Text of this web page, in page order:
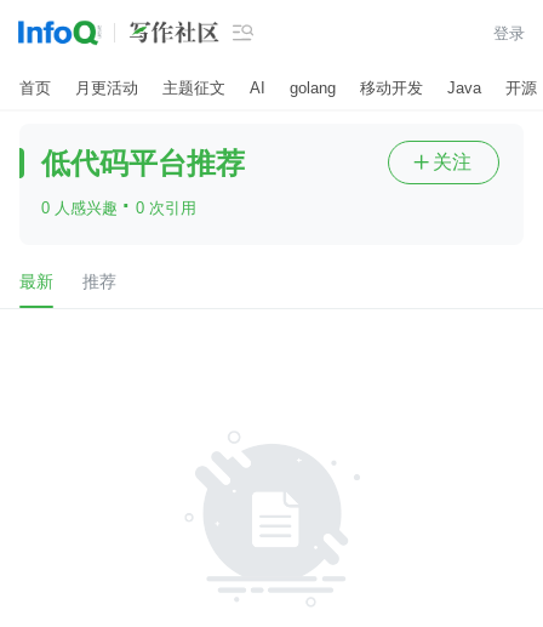
 登录
首页 月更活动 主题征文 AI golang 移动开发 Java 开源
低代码平台推荐
0 人感兴趣 · 0 次引用
 关注
最新 推荐